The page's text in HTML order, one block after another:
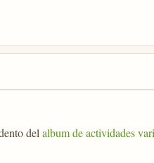
delalbum de actividades